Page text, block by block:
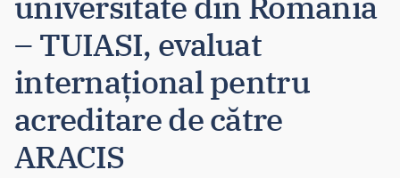
– TUIASI, evaluat
internațional pentru
acreditare de către
ARACIS